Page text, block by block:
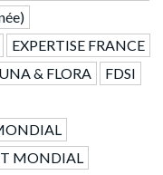
EXPERTISE FRANCE
& FLORA
FDSI
MONDIAL